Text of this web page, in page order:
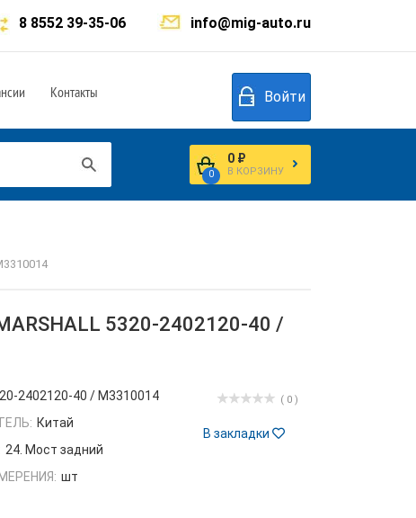
info@mig-auto.ru
8 8552 39-35-06
Контакты Войти
0
0 ₽
В КОРЗИНУ
5320-2402120-40 /
( 0 )
В закладки
2402120-40 / M3310014
Китай
24. Мост задний
шт